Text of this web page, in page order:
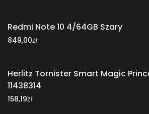
Redmi Note 10 4/64GB Szary
849,00zł
Herlitz Tornister Smart Magic
11438314
158,19zł